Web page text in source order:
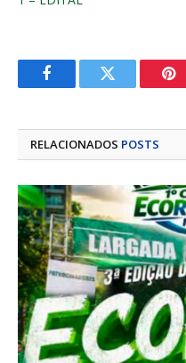
FacebookTwitter
RELACIONADOS POSTS